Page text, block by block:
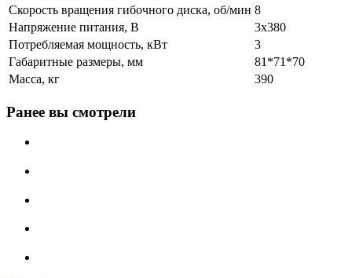
Скорость вращения гибочного диска, об/мин 8
Напряжение питания, В
3x380
Потребляемая мощность, кВт
3
Габаритные размеры, мм
81*71*70
Масса, кг
390
Ранее вы смотрели